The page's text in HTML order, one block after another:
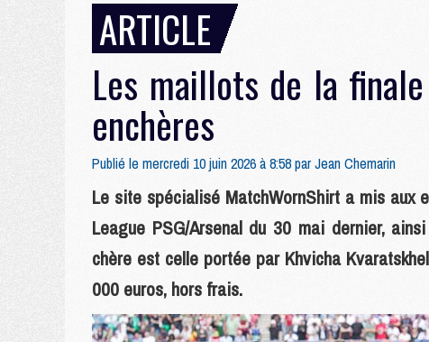
ARTICLE
Les maillots de la
enchères
Publié le mercredi 10 juin 2026 à 8:58 parJean Chemarin
Le site spécialisé MatchWornShirt a mis aux
League PSG/Arsenal du 30 mai dernier,
chère est celle portée par Khvicha
000 euros, hors frais.